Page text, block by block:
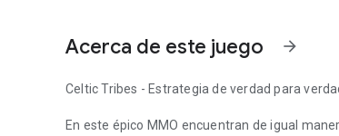
Acerca de este juego arrow_forward
Celtic Tribes - Estrategia de verdad para
En este épico MMO encuentran de igual